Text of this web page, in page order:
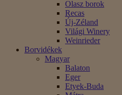
Olasz borok
Recas
Új-Zéland
Világi Winery
Weinrieder
Borvidékek
Magyar
Balaton
Eger
Etyek-Buda